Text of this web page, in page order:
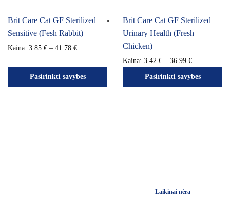
Brit Care Cat GF Sterilized
Sensitive (Fesh Rabbit)
Kaina: 3.85 € – 41.78 €
Pasirinkti savybes
Brit Care Cat GF Sterilized
Urinary Health (Fresh
Chicken)
Kaina: 3.42 € – 36.99 €
Pasirinkti savybes
Laikinai nėra